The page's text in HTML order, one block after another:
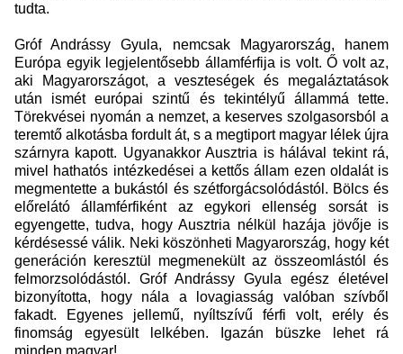
tudta.
Gróf Andrássy Gyula, nemcsak Magyarország, hanem
Európa egyik legjelentősebb államférfija is volt. Ő volt az,
aki Magyarországot, a veszteségek és megaláztatások
után ismét európai szintű és tekintélyű állammá tette.
Törekvései nyomán a nemzet, a keserves szolgasorsból a
teremtő alkotásba fordult át, s a megtiport magyar lélek újra
szárnyra kapott. Ugyanakkor Ausztria is hálával tekint rá,
mivel hathatós intézkedései a kettős állam ezen oldalát is
megmentette a bukástól és szétforgácsolódástól. Bölcs és
előrelátó államférfiként az egykori ellenség sorsát is
egyengette, tudva, hogy Ausztria nélkül hazája jövője is
kérdésessé válik. Neki köszönheti Magyarország, hogy két
generáción keresztül megmenekült az összeomlástól és
felmorzsolódástól. Gróf Andrássy Gyula egész életével
bizonyította, hogy nála a lovagiasság valóban szívből
fakadt. Egyenes jellemű, nyíltszívű férfi volt, erély és
finomság egyesült lelkében. Igazán büszke lehet rá